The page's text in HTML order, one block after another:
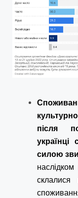
після
українці
силою